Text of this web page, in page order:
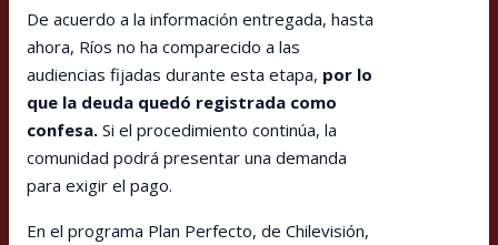
De acuerdo a la información entregada, hasta
ahora, Ríos no ha comparecido a las
audiencias fijadas durante esta etapa, por lo
que la deuda quedó registrada como
confesa. Si el procedimiento continúa, la
comunidad podrá presentar una demanda
para exigir el pago.
En el programa Plan Perfecto, de Chilevisión,